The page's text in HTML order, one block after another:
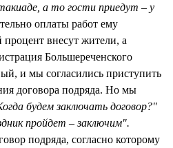
а то гости приедут – у
оплаты работ ему
внесут жители, а
Большереченского
и мы согласились приступить
договора подряда. Но мы
будем заключать договор?"
пройдет – заключим".
подряда, согласно которому